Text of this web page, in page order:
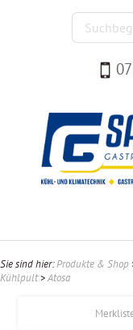
Sie sind hier:Produkte & Shop
Kühlpult>Atosa